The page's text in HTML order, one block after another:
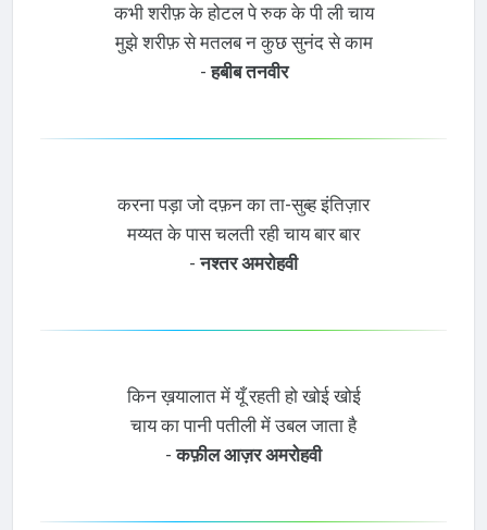
कभी शरीफ़ के होटल पे रुक के पी ली चाय
मुझे शरीफ़ से मतलब न कुछ सुनंद से काम
-हबीब तनवीर
करना पड़ा जो दफ़न का ता-सुब्ह इंतिज़ार
मय्यत के पास चलती रही चाय बार बार
-नश्तर अमरोहवी
किन ख़यालात में यूँ रहती हो खोई खोई
चाय का पानी पतीली में उबल जाता है
-कफ़ील आज़र अमरोहवी